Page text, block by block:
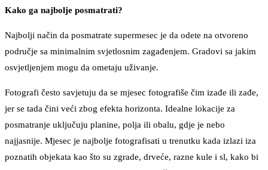
Kako ga najbolje posmatrati?
Najbolji način da posmatrate supermesec je da odete na otvoreno
područje sa minimalnim svjetlosnim zagađenjem. Gradovi sa jakim
osvjetljenjem mogu da ometaju uživanje.
Fotografi često savjetuju da se mjesec fotografiše čim izađe ili zađe,
jer se tada čini veći zbog efekta horizonta. Idealne lokacije za
posmatranje uključuju planine, polja ili obalu, gdje je nebo
najjasnije. Mjesec je najbolje fotografisati u trenutku kada izlazi iza
poznatih objekata kao što su zgrade, drveće, razne kule i sl, kako bi